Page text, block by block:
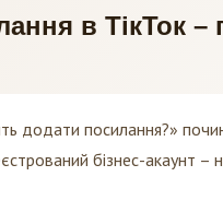
в ТікТок –
додати посилання?»
бізнес-акаунт